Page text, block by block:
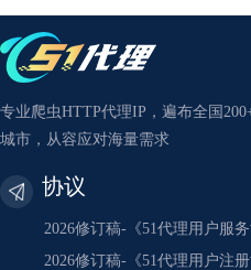
专业爬虫HTTP代理IP，遍布全国
城市，从容应对海量需求
协议
2026修订稿-《51代理用户服务
2026修订稿-《51代理用户注